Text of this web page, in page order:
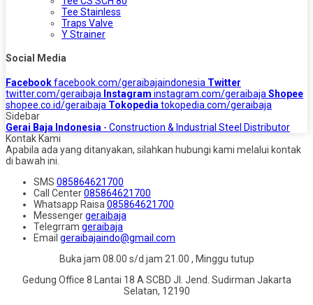
Tee Stainless
Traps Valve
Y Strainer
Social Media
Facebookfacebook.com/geraibajaindonesia Twitter
twitter.com/geraibaja Instagram instagram.com/geraibaja Shopee
shopee.co.id/geraibaja Tokopedia tokopedia.com/geraibaja
Sidebar
Gerai Baja Indonesia - Construction & Industrial Steel Distributor
Kontak Kami
Apabila ada yang ditanyakan, silahkan hubungi kami melalui kontak
di bawah ini.
SMS 085864621700
Call Center085864621700
Whatsapp Raisa 085864621700
Messengergeraibaja
Telegrram geraibaja
Email geraibajaindo@gmail.com
Buka jam 08.00 s/d jam 21.00 , Minggu tutup
Gedung Office 8 Lantai 18 A SCBD Jl. Jend. Sudirman Jakarta
Selatan, 12190